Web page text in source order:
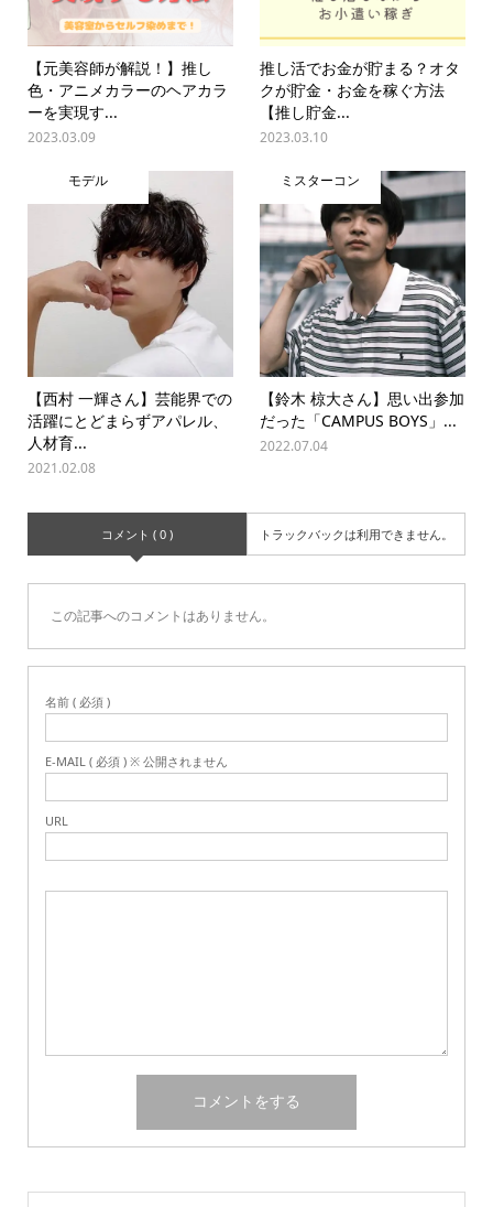
【元美容師が解説！】推し
色・アニメカラーのヘアカラ
ーを実現す...
2023.03.09
推し活でお金が貯まる？オタ
クが貯金・お金を稼ぐ方法
【推し貯金...
2023.03.10
モデル
【西村 一輝さん】芸能界での
活躍にとどまらずアパレル、
人材育...
2021.02.08
ミスターコン
【鈴木 椋大さん】思い出参加
だった「CAMPUS BOYS」...
2022.07.04
コメント ( 0 ) トラックバックは利用できません。
この記事へのコメントはありません。
名前 ( 必須 )
E-MAIL ( 必須 ) ※ 公開されません
URL